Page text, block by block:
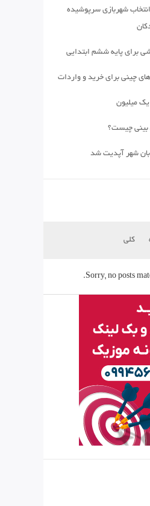
شهربازی سرپوشیده
برای پایه ششم ابتدایی
چینی برای خرید و واردات
میلیون
بینی چیست؟
شهر آپدیت شد
کلی
Sorry, no posts